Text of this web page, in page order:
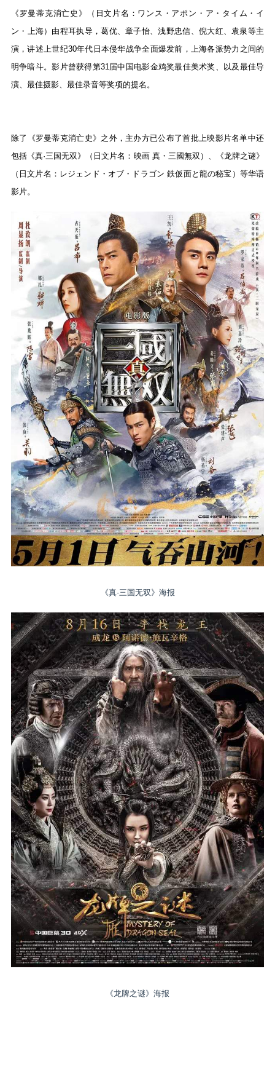
《罗曼蒂克消亡史》（日文片名：ワンス・アポン・ア・タイム・イ
ン・上海）由程耳执导，葛优、章子怡、浅野忠信、倪大红、袁泉等主
演，讲述上世纪30年代日本侵华战争全面爆发前，上海各派势力之间的
明争暗斗。影片曾获得第31届中国电影金鸡奖最佳美术奖、以及最佳导
演、最佳摄影、最佳录音等奖项的提名。
除了《罗曼蒂克消亡史》之外，主办方已公布了首批上映影片名单中还
包括《真·三国无双》（日文片名：映画 真・三國無双）、《龙牌之谜》
（日文片名：レジェンド・オブ・ドラゴン 鉄仮面と龍の秘宝）等华语
影片。
《真·三国无双》海报
《龙牌之谜》海报